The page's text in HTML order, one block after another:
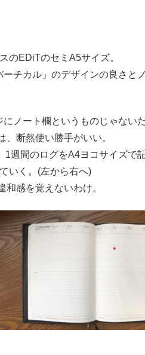
のEDiTのセミA5サイズ。
チカル」のデザインの良さと
ノート欄というものじゃないだ
断然使い勝手がいい。
週間のログをA4ヨコサイズで
いく。(左から右へ)
感を覚えないわけ。